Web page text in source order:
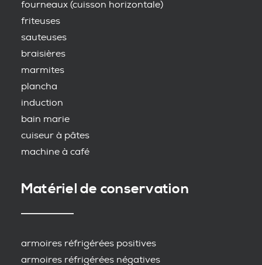
fourneaux (cuisson horizontale)
friteuses
sauteuses
braisières
marmites
plancha
induction
bain marie
cuiseur à pâtes
machine à café
Matériel de conservation
armoires réfrigérées positives
armoires réfrigérées négatives